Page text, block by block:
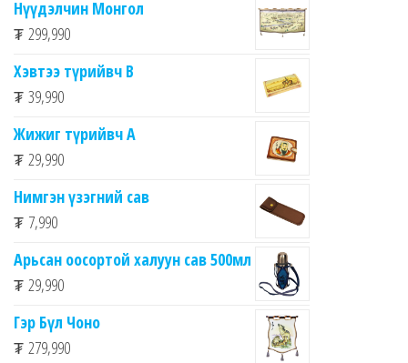
Нүүдэлчин Монгол
₮ 299,990
Хэвтээ түрийвч B
₮ 39,990
Жижиг түрийвч А
₮ 29,990
Нимгэн үзэгний сав
₮ 7,990
Арьсан оосортой халуун сав 500мл
₮ 29,990
Гэр Бүл Чоно
₮ 279,990